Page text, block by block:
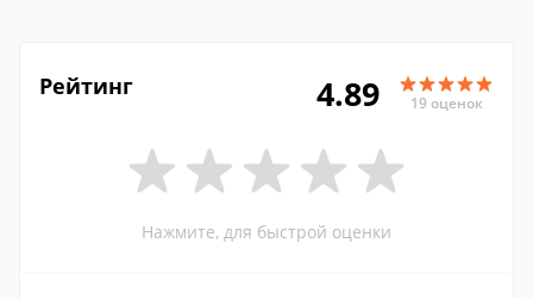
Рейтинг 4.89 19 оценок
Нажмите, для быстрой оценки